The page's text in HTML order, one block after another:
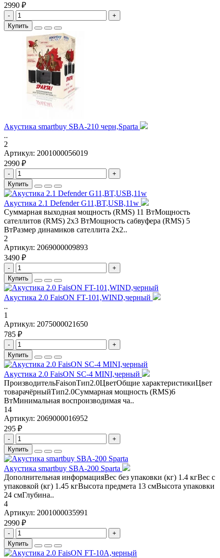
2990 ₽
-
+
Купить
Aкустика smartbuy SBA-210 черн,Sparta
..
2
Артикул: 2001000056019
2990 ₽
-
+
Купить
Акустика 2.1 Defender G11,BT,USB,11w
Суммарная выходная мощность (RMS) 11 ВтМощность
сателлитов (RMS) 2х3 ВтМощность сабвуфера (RMS) 5
ВтРазмер динамиков сателлита 2х2..
2
Артикул: 2069000009893
3490 ₽
-
+
Купить
Акустика 2.0 FaisON FT-101,WIND,черный
..
1
Артикул: 2075000021650
785 ₽
-
+
Купить
Акустика 2.0 FaisON SC-4 MINI,черный
ПроизводительFaisonТип2.0ЦветОбщие характеристикиЦвет
товарачёрныйТип2.0Суммарная мощность (RMS)6
ВтМинимальная воспроизводимая ча..
14
Артикул: 2069000016952
295 ₽
-
+
Купить
Aкустика smartbuy SBA-200 Sparta
Дополнительная информацияВес без упаковки (кг) 1.4 кгВес с
упаковкой (кг) 1.45 кгВысота предмета 13 смВысота упаковки
24 смГлубина..
4
Артикул: 2001000035991
2990 ₽
-
+
Купить